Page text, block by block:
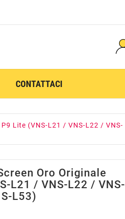
CONTATTACI
Lite (VNS-L21 / VNS-L22 / VNS-
Oro Originale
L21 / VNS-L22 / VNS-
L53)